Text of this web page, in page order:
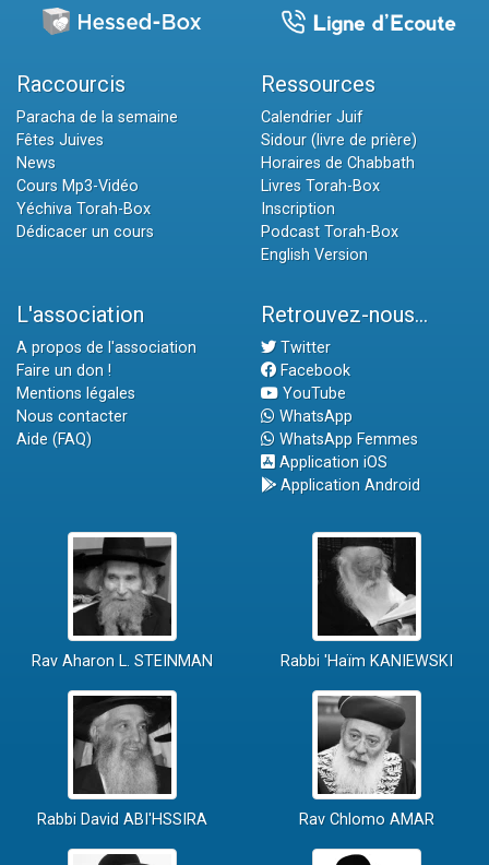
Raccourcis
Paracha de la semaine
Fêtes Juives
News
Cours Mp3-Vidéo
Yéchiva Torah-Box
Dédicacer un cours
Ressources
Calendrier Juif
Sidour (livre de prière)
Horaires de Chabbath
Livres Torah-Box
Inscription
Podcast Torah-Box
English Version
L'association
A propos de l'association
Faire un don !
Mentions légales
Nous contacter
Aide (FAQ)
Retrouvez-nous...
Twitter
Facebook
YouTube
WhatsApp
WhatsApp Femmes
Application iOS
Application Android
Rav Aharon L. STEINMAN Rabbi 'Haïm KANIEWSKI
Rabbi David ABI'HSSIRA Rav Chlomo AMAR